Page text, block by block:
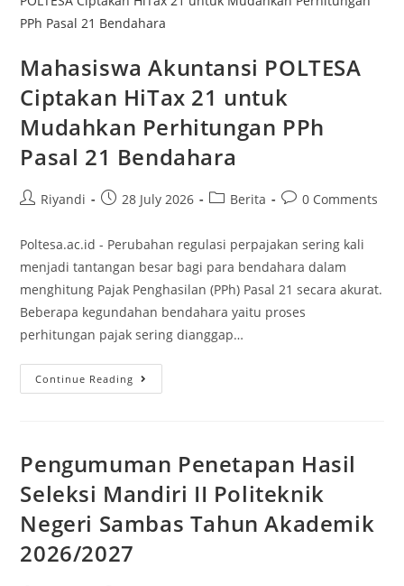
Mahasiswa Akuntansi POLTESA
Ciptakan HiTax 21 untuk
Mudahkan Perhitungan PPh
Pasal 21 Bendahara
Riyandi 28 July 2026 Berita 0 Comments
Poltesa.ac.id - Perubahan regulasi perpajakan sering kali
menjadi tantangan besar bagi para bendahara dalam
menghitung Pajak Penghasilan (PPh) Pasal 21 secara akurat.
Beberapa kegundahan bendahara yaitu proses
perhitungan pajak sering dianggap…
Continue Reading
Pengumuman Penetapan Hasil
Seleksi Mandiri II Politeknik
Negeri Sambas Tahun Akademik
2026/2027